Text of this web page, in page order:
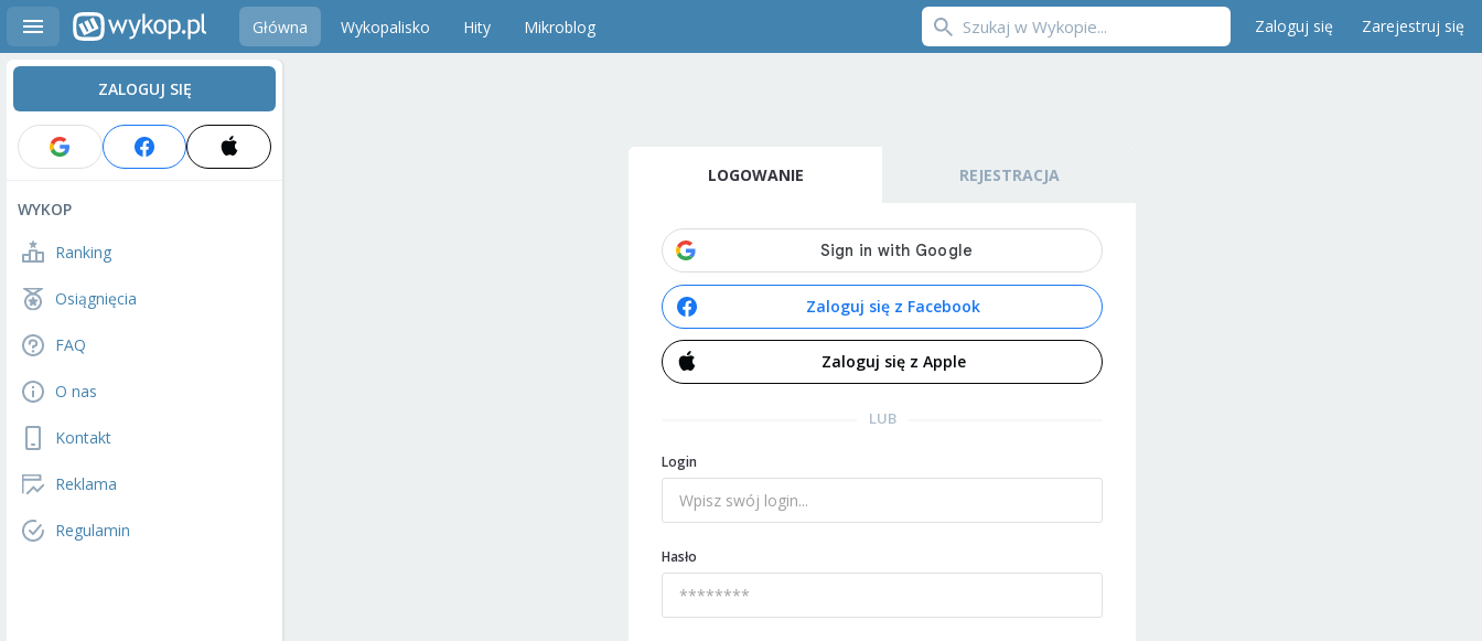
Główna Wykopalisko Hity Mikroblog Zaloguj się Zarejestruj się
ZALOGUJ SIĘ
WYKOP
Ranking
Osiągnięcia
FAQ
O nas
Kontakt
Reklama
Regulamin
LOGOWANIE REJESTRACJA
Zaloguj się z Facebook
Zaloguj się z Apple
LUB
Login
Hasło